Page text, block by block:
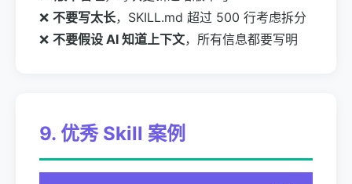
❌ 不要写太长，SKILL.md 超过 500 行考虑拆分
❌ 不要假设 AI 知道上下文，所有信息都要写明
9. 优秀 Skill 案例